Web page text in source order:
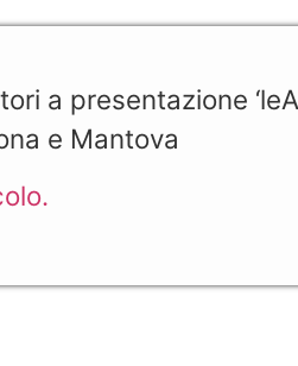
a presentazione
e Mantova